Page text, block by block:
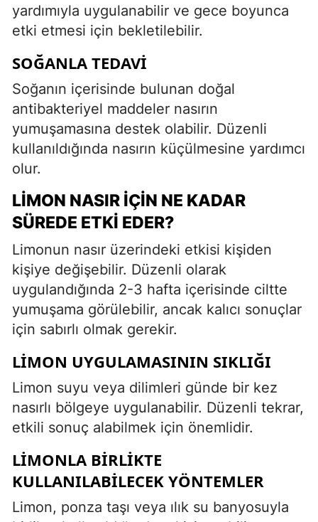
yardımıyla uygulanabilir ve gece boyunca
etki etmesi için bekletilebilir.
SOĞANLA TEDAVI
Soğanın içerisinde bulunan doğal
antibakteriyel maddeler nasırın
yumuşamasına destek olabilir. Düzenli
kullanıldığında nasırın küçülmesine yardımcı
olur.
LIMON NASIR İÇIN NE KADAR
SÜREDE ETKI EDER?
Limonun nasır üzerindeki etkisi kişiden
kişiye değişebilir. Düzenli olarak
uygulandığında 2-3 hafta içerisinde ciltte
yumuşama görülebilir, ancak kalıcı sonuçlar
için sabırlı olmak gerekir.
LIMON UYGULAMASININ SIKLIĞI
Limon suyu veya dilimleri günde bir kez
nasırlı bölgeye uygulanabilir. Düzenli tekrar,
etkili sonuç alabilmek için önemlidir.
LIMONLA BIRLIKTE
KULLANILABILECEK YÖNTEMLER
Limon, ponza taşı veya ılık su banyosuyla